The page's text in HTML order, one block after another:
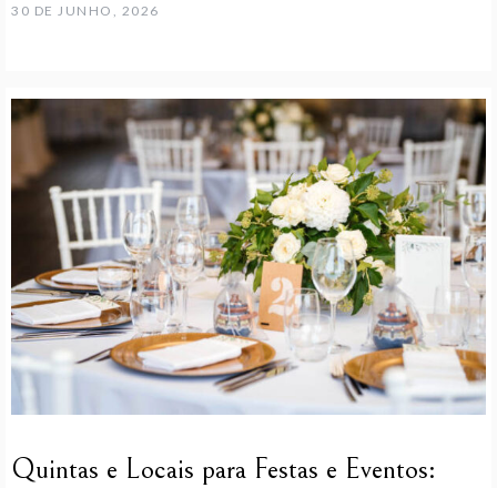
30 DE JUNHO, 2026
Quintas e Locais para Festas e Eventos: